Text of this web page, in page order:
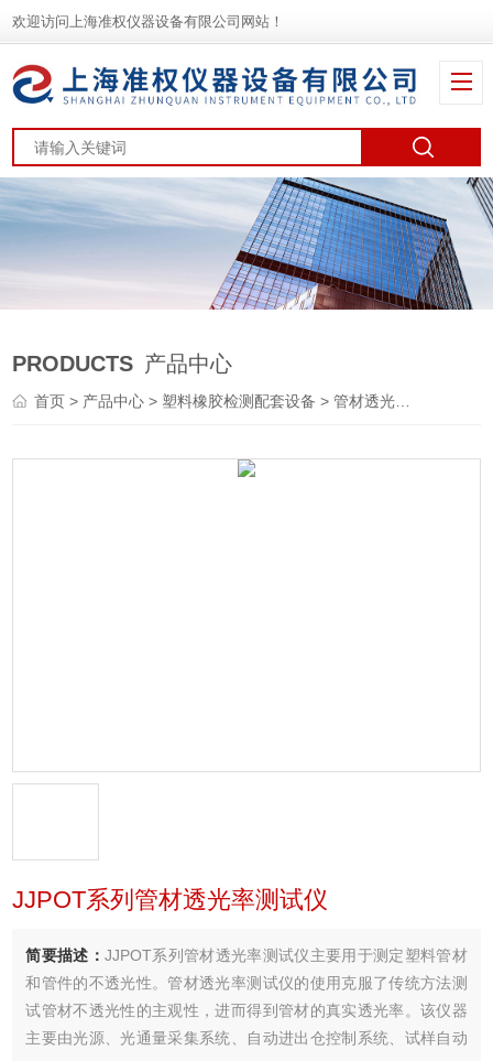
欢迎访问上海准权仪器设备有限公司网站！
PRODUCTS 产品中心
首页> 产品中心 > 塑料橡胶检测配套设备 >管材透光率测试仪
JJPOT系列管材透光率测试仪
简要描述： JJPOT系列管材透光率测试仪主要用于测定塑料管材
和管件的不透光性。管材透光率测试仪的使用克服了传统方法测
试管材不透光性的主观性，进而得到管材的真实透光率。该仪器
主要由光源、光通量采集系统、自动进出仓控制系统、试样自动